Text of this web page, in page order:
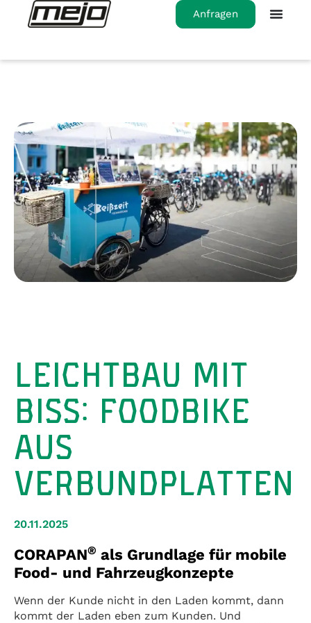
Anfragen
LEICHTBAU MIT
BISS: FOODBIKE
AUS
VERBUNDPLATTEN
20.11.2025
CORAPAN® als Grundlage für mobile
Food- und Fahrzeugkonzepte
Wenn der Kunde nicht in den Laden kommt, dann
kommt der Laden eben zum Kunden. Und